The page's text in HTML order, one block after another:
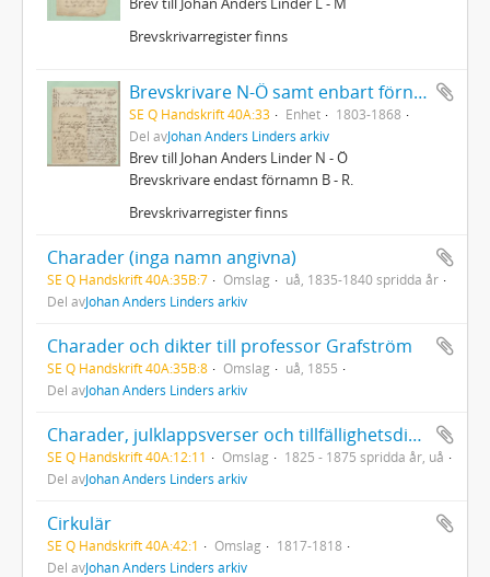
Brevskrivarregister finns
Brevskrivare N-Ö samt enbart förnamn B-R
SE Q Handskrift 40A:33 Enhet
1803-1868
Del avJohan Anders Linders arkiv
Brev till Johan Anders Linder N - Ö
Brevskrivare endast förnamn B - R.
Brevskrivarregister finns
Charader (inga namn angivna)
SE Q Handskrift 40A:35B:7 Omslag
uå, 1835-1840 spridda år
Del avJohan Anders Linders arkiv
Charader och dikter till professor Grafström
SE Q Handskrift 40A:35B:8 Omslag
uå, 1855
Del avJohan Anders Linders arkiv
Charader, julklappsverser och tillfällighetsdikter till J A Linder
SE Q Handskrift 40A:12:11 Omslag
1825 - 1875 spridda år, uå
Del avJohan Anders Linders arkiv
Cirkulär
SE Q Handskrift 40A:42:1 Omslag
1817-1818
Del avJohan Anders Linders arkiv